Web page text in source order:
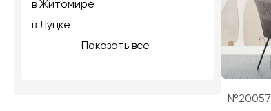
в Житомире
в Луцке
Показать все
№20057